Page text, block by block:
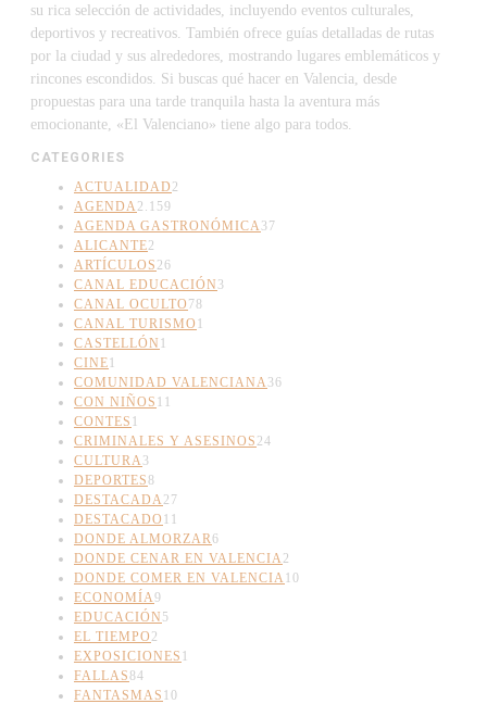
su rica selección de actividades, incluyendo eventos culturales,
deportivos y recreativos. También ofrece guías detalladas de rutas
por la ciudad y sus alrededores, mostrando lugares emblemáticos y
rincones escondidos. Si buscas qué hacer en Valencia, desde
propuestas para una tarde tranquila hasta la aventura más
emocionante, «El Valenciano» tiene algo para todos.
CATEGORIES
ACTUALIDAD 2
AGENDA2.159
AGENDA GASTRONÓMICA37
ALICANTE2
ARTÍCULOS 26
CANAL EDUCACIÓN 3
CANAL OCULTO 78
CANAL TURISMO 1
CASTELLÓN 1
CINE1
COMUNIDAD VALENCIANA36
CON NIÑOS 11
CONTES 1
CRIMINALES Y ASESINOS 24
CULTURA3
DEPORTES8
DESTACADA27
DESTACADO 11
DONDE ALMORZAR6
DONDE CENAR EN VALENCIA2
DONDE COMER EN VALENCIA10
ECONOMÍA9
EDUCACIÓN 5
EL TIEMPO 2
EXPOSICIONES 1
FALLAS84
FANTASMAS 10